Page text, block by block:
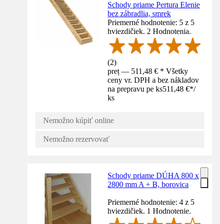
Schody priame Pertura Elenie
bez zábradlia, smrek
Priemerné hodnotenie: 5 z 5
hviezdičiek. 2 Hodnotenia.
(2)
preț — 511,48 € * Všetky
ceny vr. DPH a bez nákladov
na prepravu pe ks511,48 €*/
ks
Nemožno kúpiť online
Nemožno rezervovať
Schody priame DÚHA 800 x
2800 mm A + B, borovica
Priemerné hodnotenie: 4 z 5
hviezdičiek. 1 Hodnotenie.